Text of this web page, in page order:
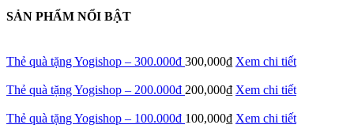
SẢN PHẨM NỔI BẬT
Thẻ quà tặng Yogishop – 300.000đ 300,000₫ Xem chi tiết
Thẻ quà tặng Yogishop – 200.000đ 200,000₫ Xem chi tiết
Thẻ quà tặng Yogishop – 100.000đ 100,000₫ Xem chi tiết